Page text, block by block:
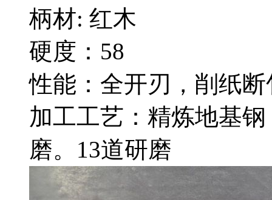
柄材: 红木
硬度：58
性能：全开刃，削纸
加工工艺：精炼地基
磨。13道研磨